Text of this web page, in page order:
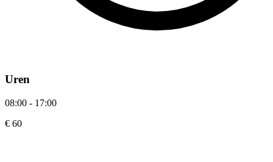
Uren
08:00 - 17:00
€ 60